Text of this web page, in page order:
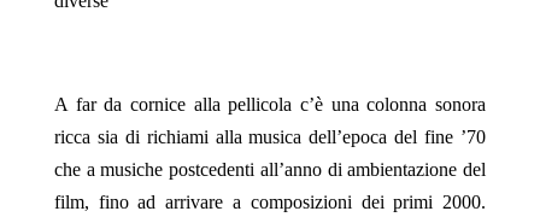
A far da cornice alla pellicola c’è una colonna sonora
ricca sia di richiami alla musica dell’epoca del fine ’70
che a musiche postcedenti all’anno di ambientazione del
film, fino ad arrivare a composizioni dei primi 2000.